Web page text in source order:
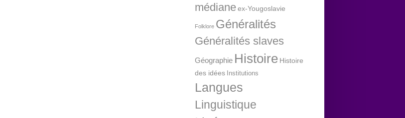
médianeex-Yougoslavie
Folklore Généralités
Généralités slaves
Géographie Histoire Histoire
des idées Institutions
Langues
Linguistique